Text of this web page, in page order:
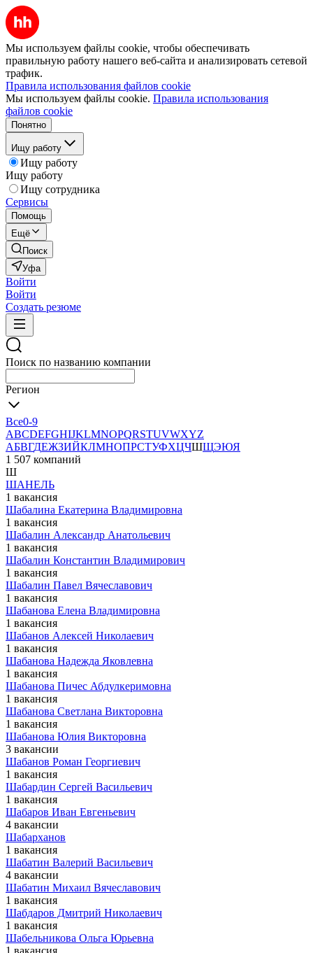
Мы используем файлы cookie, чтобы обеспечивать
правильную работу нашего веб-сайта и анализировать сетевой
трафик.
Правила использования файлов cookie
Мы используем файлы cookie. Правила использования
файлов cookie
Понятно
Ищу работу
Ищу работу
Ищу работу
Ищу сотрудника
Сервисы
Помощь
Ещё
Поиск
Уфа
Войти
Войти
Создать резюме
Поиск по названию компании
Регион
Все0-9
ABCDEFGHIJKLMNOPQRSTUVWXYZ
АБВГДЕЖЗИЙКЛМНОПРСТУФХЦЧШЩЭЮЯ
1 507 компаний
Ш
ШAНЕЛЬ
1 вакансия
Шабалина Екатерина Владимировна
1 вакансия
Шабалин Александр Анатольевич
1 вакансия
Шабалин Константин Владимирович
1 вакансия
Шабалин Павел Вячеславович
1 вакансия
Шабанова Елена Владимировна
1 вакансия
Шабанов Алексей Николаевич
1 вакансия
Шабанова Надежда Яковлевна
1 вакансия
Шабанова Пичес Абдулкеримовна
1 вакансия
Шабанова Светлана Викторовна
1 вакансия
Шабанова Юлия Викторовна
3 вакансии
Шабанов Роман Георгиевич
1 вакансия
Шабардин Сергей Васильевич
1 вакансия
Шабаров Иван Евгеньевич
4 вакансии
Шабарханов
1 вакансия
Шабатин Валерий Васильевич
4 вакансии
Шабатин Михаил Вячеславович
1 вакансия
Шабдаров Дмитрий Николаевич
1 вакансия
Шабельникова Ольга Юрьевна
1 вакансия